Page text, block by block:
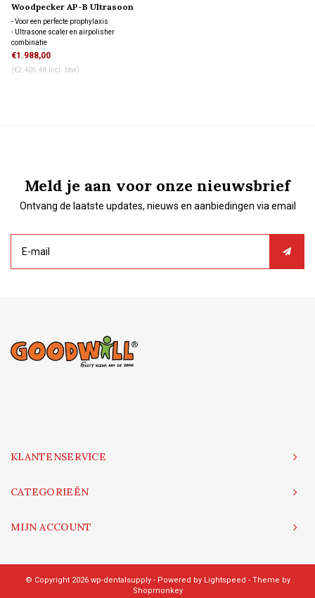
Woodpecker AP-B Ultrasoon
scaler en Air polisher
- Voor een perfecte prophylaxis
- Ultrasone scaler en airpolisher
combinatie
- Inclusief Bicarbonaat en glycine poeders
€1.988,00
(€2.405,48 Incl. btw)
Meld je aan voor onze nieuwsbrief
Ontvang de laatste updates, nieuws en aanbiedingen via email
KLANTENSERVICE
CATEGORIEËN
MIJN ACCOUNT
© Copyright 2026 wp-dentalsupply - Powered by Lightspeed - Theme by
Shopmonkey